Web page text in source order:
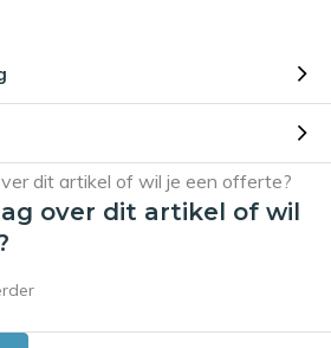
over dit artikel of wil